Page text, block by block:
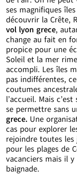
ses magnifiques
découvrir la Crête,
vol lyon grece,
change au fait en
propice pour une
Soleil et la mer
accompli. Les îles
pas indifférentes,
coutumes
l’accueil. Mais
se permettre sans
grece. Une
cas pour explorer
rejoindre toutes
pour les plages de
vacanciers mais il
baignade.